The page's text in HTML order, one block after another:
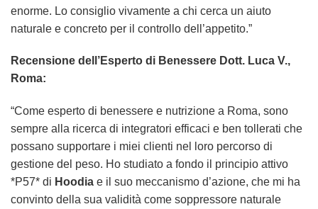
enorme. Lo consiglio vivamente a chi cerca un aiuto
naturale e concreto per il controllo dell’appetito.”
Recensione dell’Esperto di Benessere Dott. Luca V.,
Roma:
“Come esperto di benessere e nutrizione a Roma, sono
sempre alla ricerca di integratori efficaci e ben tollerati che
possano supportare i miei clienti nel loro percorso di
gestione del peso. Ho studiato a fondo il principio attivo
*P57* di Hoodia e il suo meccanismo d’azione, che mi ha
convinto della sua validità come soppressore naturale